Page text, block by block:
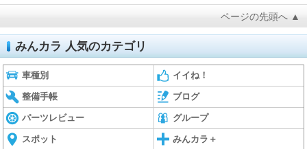
ページの先頭へ ▲
みんカラ 人気のカテゴリ
車種別 イイね！
整備手帳 ブログ
パーツレビュー グループ
スポット みんカラ＋